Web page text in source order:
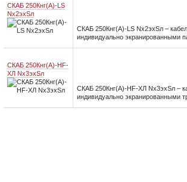
СКАБ 250Кнг(А)-LS
Nx2эхSл
СКАБ 250Кнг(А)-LS Nx2эхSл –
индивидуально экранированными
СКАБ 250Кнг(А)-HF-
ХЛ Nx3эхSл
СКАБ 250Кнг(А)-HF-ХЛ Nx3эхSл –
индивидуально экранированными